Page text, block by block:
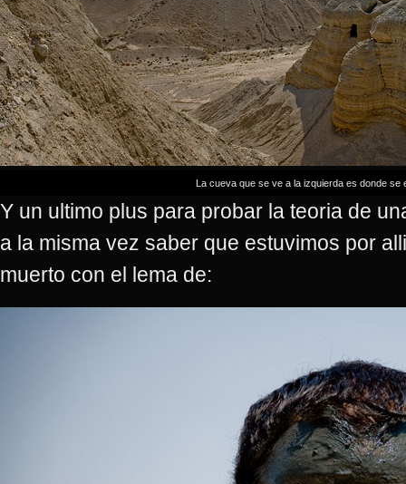
La cueva que se ve a la izquierda es donde
Y un ultimo plus para probar la teoria de
a la misma vez saber que estuvimos por
muerto con el lema de: